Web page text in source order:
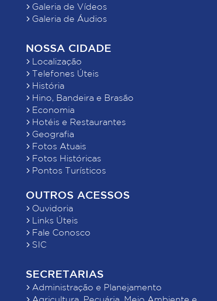
Galeria de Vídeos
Galeria de Áudios
NOSSA CIDADE
Localização
Telefones Úteis
História
Hino, Bandeira e Brasão
Economia
Hotéis e Restaurantes
Geografia
Fotos Atuais
Fotos Históricas
Pontos Turísticos
OUTROS ACESSOS
Ouvidoria
Links Úteis
Fale Conosco
SIC
SECRETARIAS
Administração e Planejamento